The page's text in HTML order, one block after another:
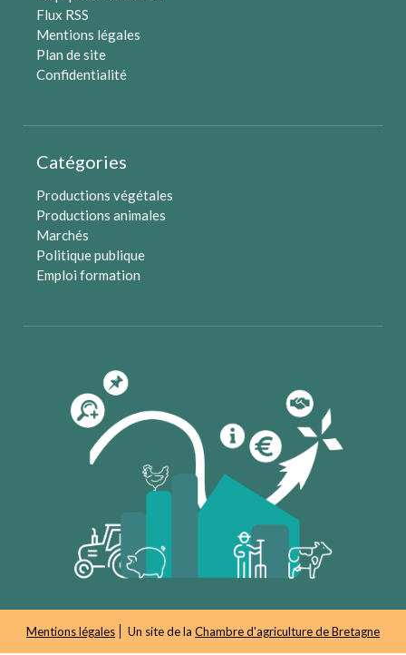
Flux RSS
Mentions légales
Plan de site
Confidentialité
Catégories
Productions végétales
Productions animales
Marchés
Politique publique
Emploi formation
Mentions légales Un site de la Chambre d'agriculture de Bretagne